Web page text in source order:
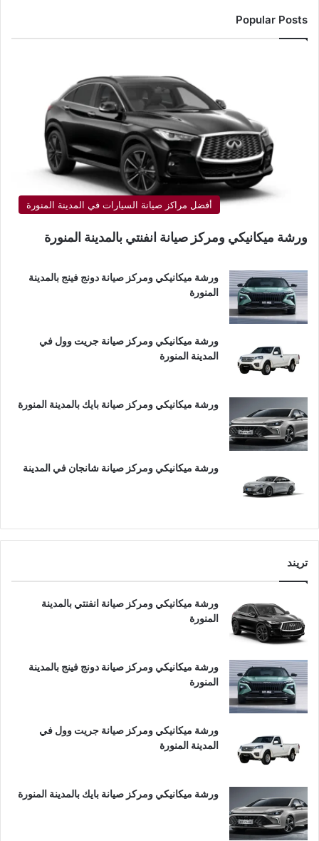
Popular Posts
أفضل مراكز صيانة السيارات في المدينة المنورة
ورشة ميكانيكي ومركز صيانة انفنتي بالمدينة المنورة
ورشة ميكانيكي ومركز صيانة دونج فينج بالمدينة
المنورة
ورشة ميكانيكي ومركز صيانة جريت وول في
المدينة المنورة
ورشة ميكانيكي ومركز صيانة بايك بالمدينة المنورة
ورشة ميكانيكي ومركز صيانة شانجان في المدينة
تريند
ورشة ميكانيكي ومركز صيانة انفنتي بالمدينة
المنورة
ورشة ميكانيكي ومركز صيانة دونج فينج بالمدينة
المنورة
ورشة ميكانيكي ومركز صيانة جريت وول في
المدينة المنورة
ورشة ميكانيكي ومركز صيانة بايك بالمدينة المنورة